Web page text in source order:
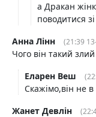
а Дракан
поводитися
Анна Лінн
(21:39
Чого він такий
Еларен Веш
Скажімо,він не в
Жанет Девлін